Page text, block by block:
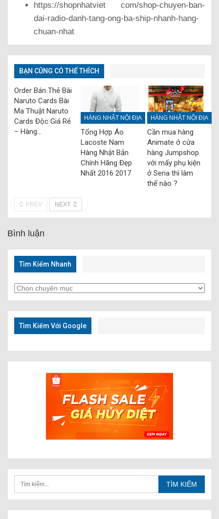
https://shopnhatviet com/shop-chuyen-ban-
dai-radio-danh-tang-ong-ba-ship-nhanh-hang-
chuan-nhat
BẠN CŨNG CÓ THỂ THÍCH
Order Bán Thẻ Bài
Naruto Cards Bài
Ma Thuật Naruto
Cards Độc Giá Rẻ
– Hàng…
HÀNG NHẬT NỘI ĐỊA
Tổng Hợp Áo
Lacoste Nam
Hàng Nhật Bản
Chính Hãng Đẹp
Nhất 2016 2017
HÀNG NHẬT NỘI ĐỊA
Cần mua hàng
Animate ở cửa
hàng Jumpshop
với mấy phụ kiện
ở Seria thì làm
thế nào ?
PREV NEXT
Bình luận
Tìm Kiếm Nhanh
Tìm
Kiếm
Nhanh
Tìm Kiếm Với Google